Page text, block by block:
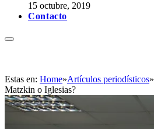
15 octubre, 2019
Contacto
Estas en: Home»Artículos periodísticos»
Matzkin o Iglesias?